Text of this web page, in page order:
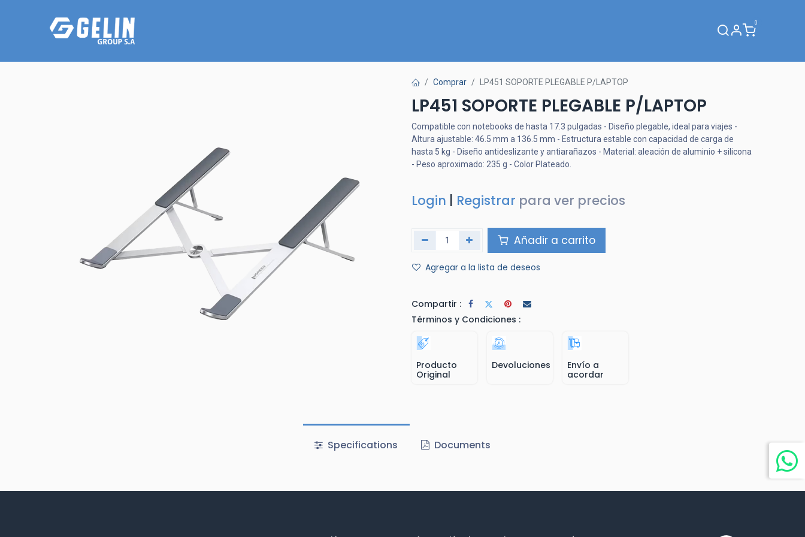
0
Comprar LP451 SOPORTE PLEGABLE P/LAPTOP
LP451 SOPORTE PLEGABLE P/LAPTOP
Compatible con notebooks de hasta 17.3 pulgadas - Diseño plegable, ideal para viajes -
Altura ajustable: 46.5 mm a 136.5 mm - Estructura estable con capacidad de carga de
hasta 5 kg - Diseño antideslizante y antiarañazos - Material: aleación de aluminio + silicona
- Peso aproximado: 235 g - Color Plateado.
Login Registrar para ver precios
Añadir a carrito
Agregar a la lista de deseos
Compartir :
Términos y Condiciones :
Producto
Original
Devoluciones
Envío a
acordar
Specifications Documents